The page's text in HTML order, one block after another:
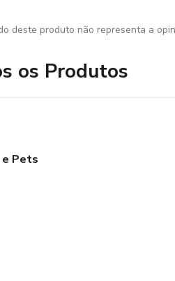
deste produto não representa a
os Produtos
e Pets